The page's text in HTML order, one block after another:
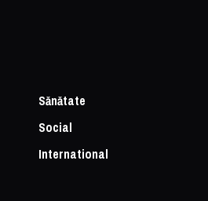
Sănătate
Social
International